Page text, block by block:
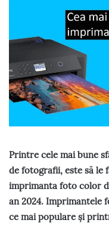
Printre cele mai bune
de fotografii, este să le
imprimanta foto color
an 2024. Imprimantele
ce mai populare și